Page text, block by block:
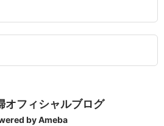
オフィシャルブログ
by Ameba